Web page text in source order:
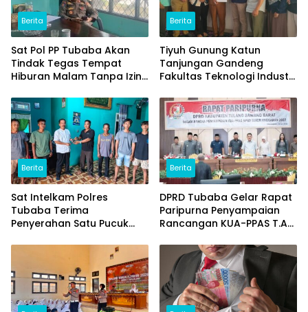
Berita
Sat Pol PP Tubaba Akan
Tindak Tegas Tempat
Hiburan Malam Tanpa Izin
Berita
Tiyuh Gunung Katun
Tanjungan Gandeng
Fakultas Teknologi Industri
Potensi Ikan Lomou
Menjadi Prodak Unggulan
Berita
Sat Intelkam Polres
Tubaba Terima
Penyerahan Satu Pucuk
Masyarakat
Berita
DPRD Tubaba Gelar Rapat
Paripurna Penyampaian
Rancangan KUA-PPAS T.A